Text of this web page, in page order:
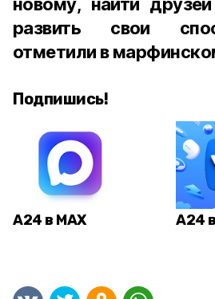
развить свои
отметили в
Подпишись!
А24 в MAX А24